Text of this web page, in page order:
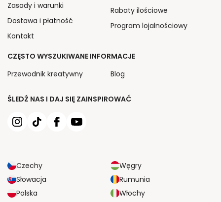
ŚLEDŹ NAS I DAJ SIĘ ZAINSPIROWAĆ
Czechy
Węgry
Słowacja
Rumunia
Polska
Włochy
Zasady i warunki
Dostawa i płatność
Kontakt
Rabaty ilościowe
Program lojalnościowy
CZĘSTO WYSZUKIWANE INFORMACJE
Przewodnik kreatywny
Blog